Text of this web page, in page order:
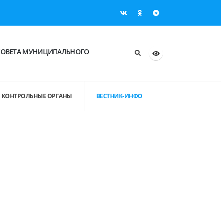
МУНИЦИПАЛЬНОГО
КОНТРОЛЬНЫЕ ОРГАНЫ ВЕСТНИК-ИНФО